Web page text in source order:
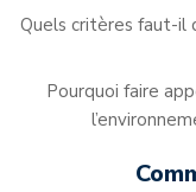
Quels critères faut-il
Pourquoi faire